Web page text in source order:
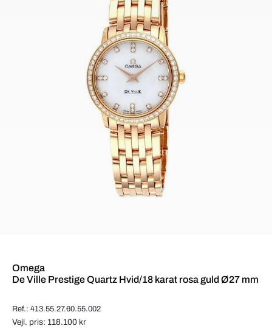
Omega
De Ville Prestige Quartz Hvid/18 karat rosa guld Ø27 mm
Ref.: 413.55.27.60.55.002
Vejl. pris: 118.100 kr